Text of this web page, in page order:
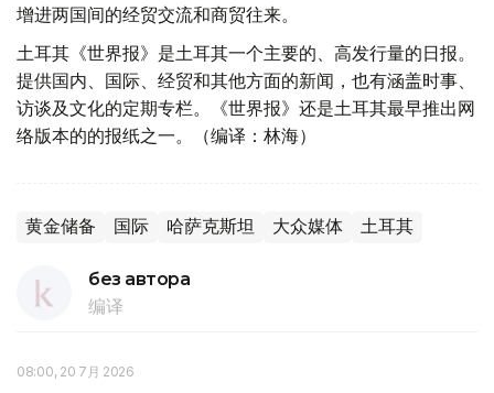
增进两国间的经贸交流和商贸往来。
土耳其《世界报》是土耳其一个主要的、高发行量的日报。
提供国内、国际、经贸和其他方面的新闻，也有涵盖时事、
访谈及文化的定期专栏。《世界报》还是土耳其最早推出网
络版本的的报纸之一。（编译：林海）
黄金储备 国际 哈萨克斯坦 大众媒体 土耳其
без автора
编译
08:00, 20 7月 2026